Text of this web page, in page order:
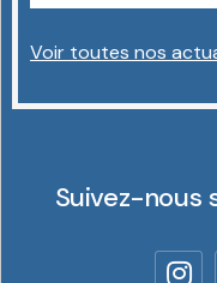
Voir toutes nos
Suivez-nous